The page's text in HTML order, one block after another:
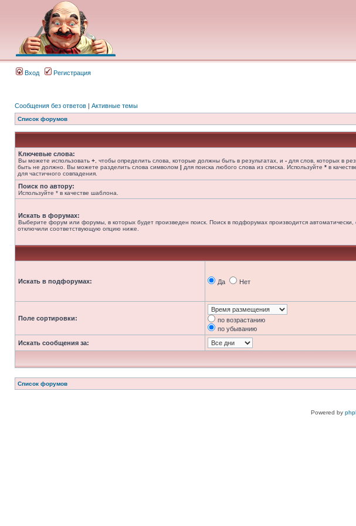
Вход Регистрация
Сообщения без ответов | Активные темы
Список форумов
Ключевые слова:
Вы можете использовать + , чтобы определить слова, которые должны быть в результатах, и - для слов, которых в
быть не должно. Вы можете разделить слова символом | для поиска любого слова из списка. Используйте * в
для частичного совпадения.
Поиск по автору:
Используйте * в качестве шаблона.
Искать в форумах:
Выберите форум или форумы, в которых будет произведен поиск. Поиск в подфорумах производится автоматически,
отключили соответствующую опцию ниже.
Искать в подфорумах: Да Нет
Поле сортировки:
по возрастанию
по убыванию
Искать сообщения за:
Список форумов
Powered by